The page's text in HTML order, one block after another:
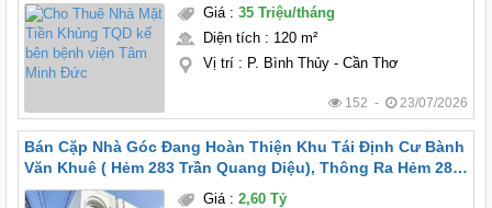
Giá: 35 Triệu/tháng
Diện tích: 120 m²
Vị trí: P. Bình Thủy - Cần Thơ
152 - 23/07/2026
Bán Cặp Nhà Góc Đang Hoàn Thiện Khu Tái Định Cư Bành
Văn Khuê ( Hẻm 283 Trần Quang Diệu), Thông Ra Hẻm 287
Nguyễn Thông
Giá: 2,60 Tỷ